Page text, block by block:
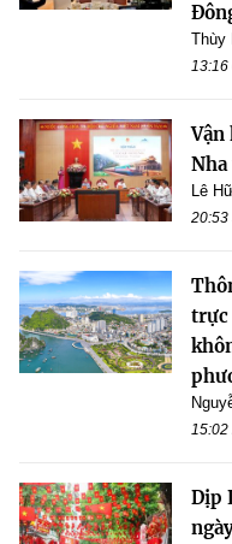
Thùy
13:16
Vận
Lê
20:53
trực
15:02
Dịp